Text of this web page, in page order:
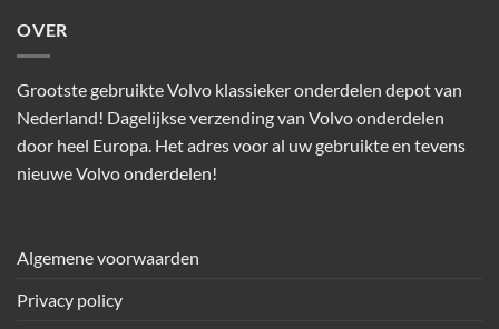
OVER
Grootste gebruikte Volvo klassieker onderdelen depot van
Nederland! Dagelijkse verzending van Volvo onderdelen
door heel Europa. Het adres voor al uw gebruikte en tevens
nieuwe Volvo onderdelen!
Algemene voorwaarden
Privacy policy